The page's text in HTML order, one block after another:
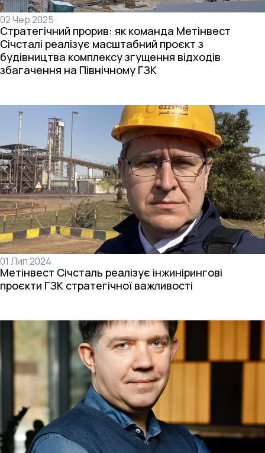
02 Чер 2025
Стратегічний прорив: як команда Метінвест
Січсталі реалізує масштабний проєкт з
будівництва комплексу згущення відходів
збагачення на Північному ГЗК
01 Лип 2024
Метінвест Січсталь реалізує інжинірингові
проєкти ГЗК стратегічної важливості